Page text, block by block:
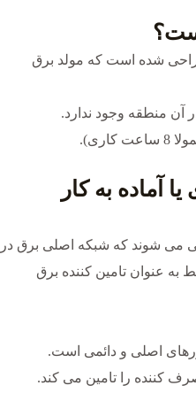
شده است که مولد برق
منطقه وجود ندارد.
آماده به کار
می شوند که شبکه اصلی برق در
عنوان تامین کننده برق
اصلی و دائمی است.
کننده را تامین می کند.